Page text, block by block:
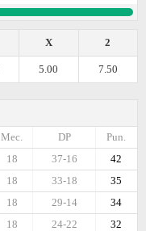
2
X
7.50
5.00
Pun.
DP
Mec.
42
37-16
18
35
33-18
18
34
29-14
18
32
24-22
18